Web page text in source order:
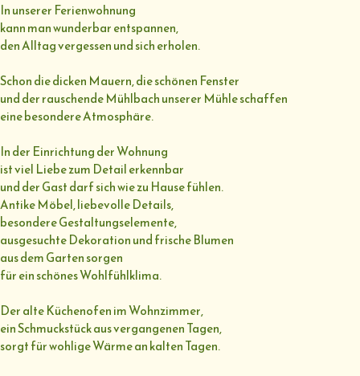
In unserer Ferienwohnung
kann man wunderbar entspannen,
den Alltag vergessen und sich erholen.
Schon die dicken Mauern, die schönen Fenster
und der rauschende Mühlbach unserer Mühle schaffen
eine besondere Atmosphäre.
In der Einrichtung der Wohnung
ist viel Liebe zum Detail erkennbar
und der Gast darf sich wie zu Hause fühlen.
Antike Möbel, liebevolle Details,
besondere Gestaltungselemente,
ausgesuchte Dekoration und frische Blumen
aus dem Garten sorgen
für ein schönes Wohlfühlklima.
Der alte Küchenofen im Wohnzimmer,
ein Schmuckstück aus vergangenen Tagen,
sorgt für wohlige Wärme an kalten Tagen.